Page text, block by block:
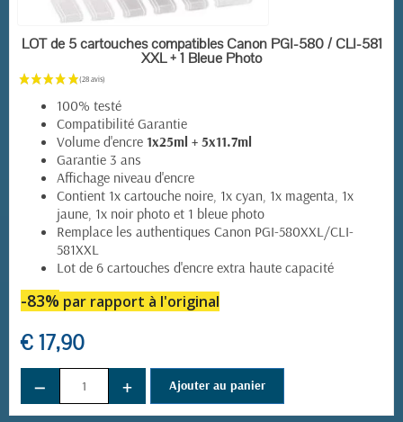
EN STOCK
LOT de 5 cartouches compatibles Canon PGI-580 / CLI-581
XXL + 1 Bleue Photo
100% testé
Compatibilité Garantie
Volume d'encre 1x25ml + 5x11.7ml
Garantie 3 ans
Affichage niveau d'encre
Contient 1x cartouche noire, 1x cyan, 1x magenta, 1x
jaune, 1x noir photo et 1 bleue photo
Remplace les authentiques Canon PGI-580XXL/CLI-
581XXL
Lot de 6 cartouches d'encre extra haute capacité
-83% par rapport à l'original
€ 17,90
− + Ajouter au panier